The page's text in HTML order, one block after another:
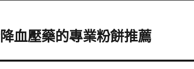
血壓藥的專業粉餅推薦